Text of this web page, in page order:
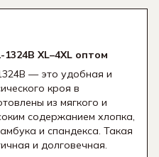
XL–4XL оптом
— это удобная и
кроя в
из мягкого и
содержанием хлопка,
и спандекса. Такая
и долговечная.